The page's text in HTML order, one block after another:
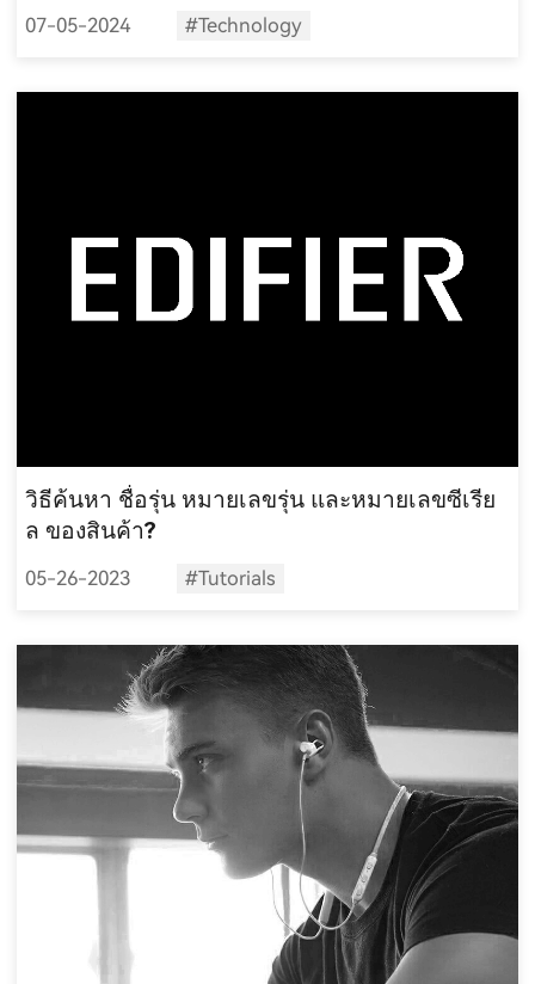
สำหรับตั้งโต๊ะของเราที่มาพร้อมกับที่ชาร์จ GaN.
07-05-2024 #Technology
วิธีค้นหา ชื่อรุ่น หมายเลขรุ่น และหมายเลขซีเรีย
ล ของสินค้า?
05-26-2023 #Tutorials